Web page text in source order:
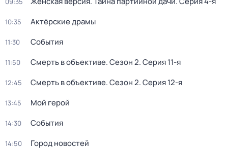
10:35 Актёрские драмы
11:30 События
11:50 Смерть в объективе. Сезон 2. Серия 11-я
12:45 Смерть в объективе. Сезон 2. Серия 12-я
13:45 Мой герой
14:30 События
14:50 Город новостей